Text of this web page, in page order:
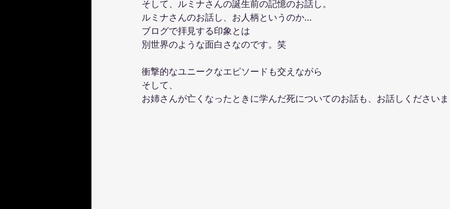
そして、ルミナさんの誕生前の記憶のお話し。
ルミナさんのお話し、お人柄というのか…
ブログで拝見する印象とは
別世界のような面白さなのです。笑
衝撃的なユニークなエピソードも交えながら
そして、
お姉さんが亡くなったときに学んだ死についてのお話も、お話しください